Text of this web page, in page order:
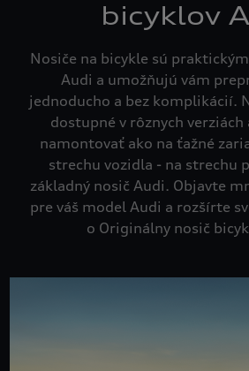
bicyklov
Nosiče na bicykle sú
Audi a umožňujú vám
jednoducho a bez komplikácií.
dostupné v rôznych verziách
namontovať ako na ťažné
strechu vozidla - na strechu
základný nosič Audi. Objavte
pre váš model Audi a rozšírte
o Originálny nosič